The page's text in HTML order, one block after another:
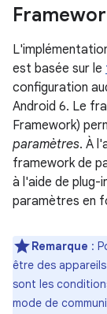
est basée sur le
configuration
Android 6. Le
Framework)
paramètres. À
framework de
à l'aide de plug-
paramètres en
Remarque :
être des
sont les
mode de